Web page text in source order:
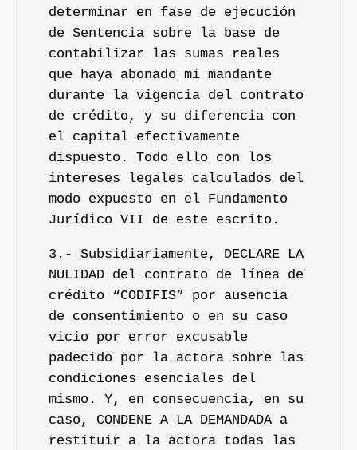
determinar en fase de ejecución
de Sentencia sobre la base de
contabilizar las sumas reales
que haya abonado mi mandante
durante la vigencia del contrato
de crédito, y su diferencia con
el capital efectivamente
dispuesto. Todo ello con los
intereses legales calculados del
modo expuesto en el Fundamento
Jurídico VII de este escrito.
3.- Subsidiariamente, DECLARE LA
NULIDAD del contrato de línea de
crédito “CODIFIS” por ausencia
de consentimiento o en su caso
vicio por error excusable
padecido por la actora sobre las
condiciones esenciales del
mismo. Y, en consecuencia, en su
caso, CONDENE A LA DEMANDADA a
restituir a la actora todas las